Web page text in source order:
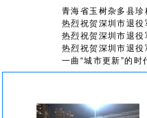
青海省玉树杂多县
热烈祝贺深圳市退
热烈祝贺深圳市退
热烈祝贺深圳市退
一曲“城市更新”的